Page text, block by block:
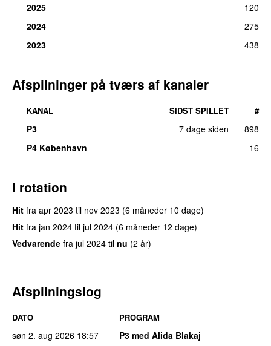
2025
120
2024
275
2023
438
Afspilninger på tværs af kanaler
KANAL SIDST SPILLET #
P3 7 dage siden
898
P4 København
16
I rotation
Hit fra apr 2023 til nov 2023 (6 måneder 10 dage)
Hit fra jan 2024 til jul 2024 (6 måneder 12 dage)
Vedvarende fra jul 2024 til nu (2 år)
Afspilningslog
DATO PROGRAM
søn 2. aug 2026 18:57
P3 med Alida Blakaj